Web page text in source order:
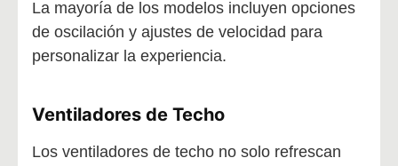
La mayoría de los modelos incluyen opciones
de oscilación y ajustes de velocidad para
personalizar la experiencia.
Ventiladores de Techo
Los ventiladores de techo no solo refrescan